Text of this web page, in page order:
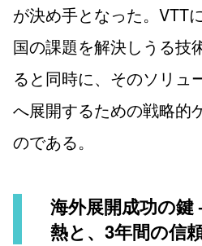
が決め手となった。VTT
国の課題を解決しうる技
ると同時に、そのソリュ
へ展開するための戦略的
のである。
海外展開成功の
熱と、3年間の信